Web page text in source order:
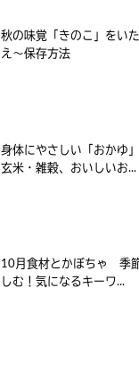
秋の味覚「きのこ」をい
え～保存方法
身体にやさしい「おかゆ
玄米・雑穀、おいしいお...
10月食材とかぼちゃ 季
しむ！気になるキーワ...